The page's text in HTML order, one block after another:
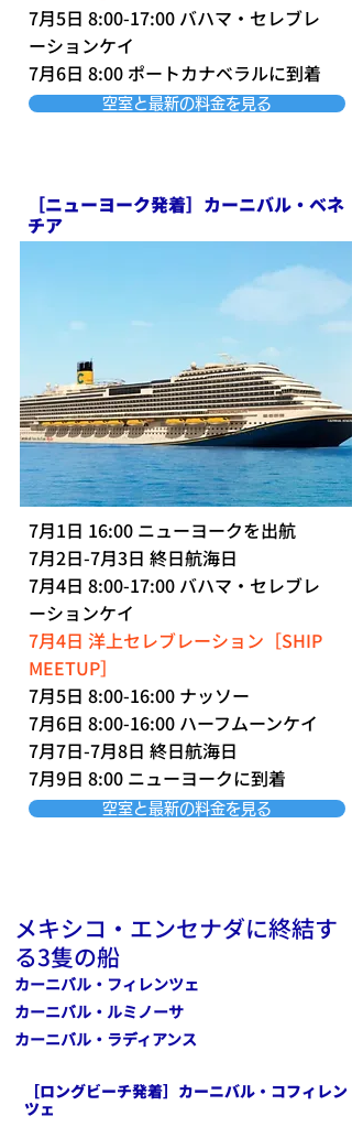
7月5日 8:00-17:00 バハマ・セレブレ
ーションケイ
7月6日 8:00 ポートカナベラルに到着
空室と最新の料金を見る
［ニューヨーク発着］カーニバル・ベネ
チア
7月1日 16:00 ニューヨークを出航
7月2日-7月3日 終日航海日
7月4日 8:00-17:00 バハマ・セレブレ
ーションケイ
7月4日 洋上セレブレーション［SHIP
MEETUP］
7月5日 8:00-16:00 ナッソー
7月6日 8:00-16:00 ハーフムーンケイ
7月7日-7月8日 終日航海日
7月9日 8:00 ニューヨークに到着
空室と最新の料金を見る
メキシコ・エンセナダに終結す
る3隻の船
カーニバル・フィレンツェ
カーニバル・ルミノーサ
カーニバル・ラディアンス
［ロングビーチ発着］カーニバル・コフィレン
ツェ